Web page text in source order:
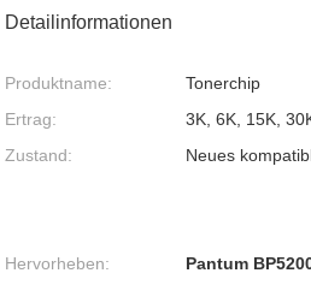
Detailinformationen
Produktname: Tonerchip
Ertrag:
3K, 6K, 15K,
Zustand:
Neues
Hervorheben:
Pantum